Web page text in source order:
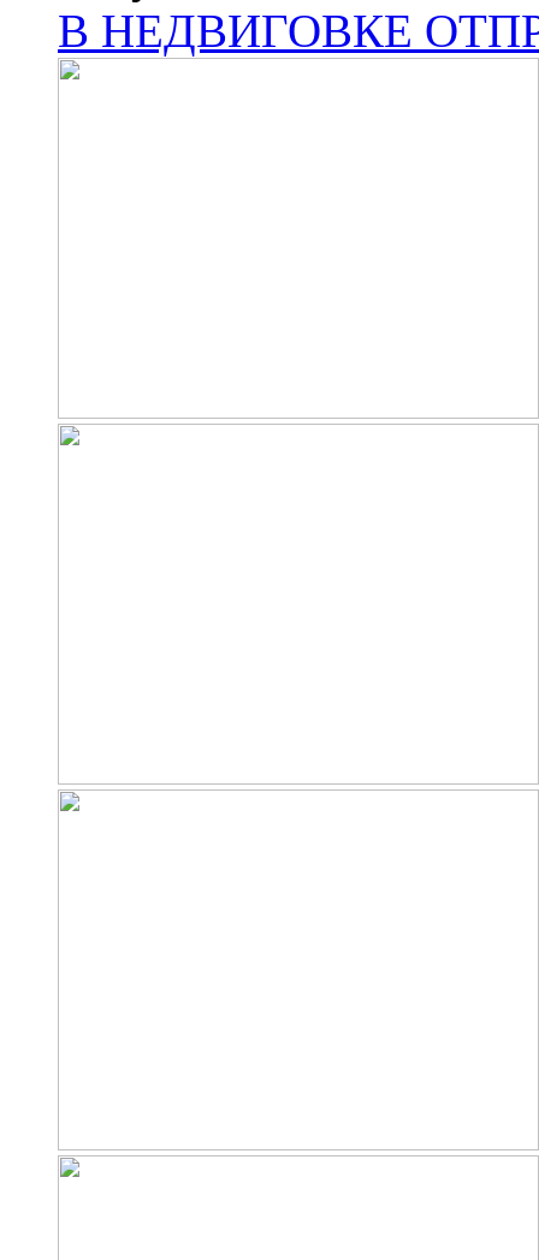
В НЕДВИГОВКЕ